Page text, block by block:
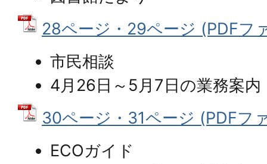
28ページ・29ページ (PDFフ
市民相談
4月26日～5月7日の業務案内
30ページ・31ページ (PDFフ
ECOガイド